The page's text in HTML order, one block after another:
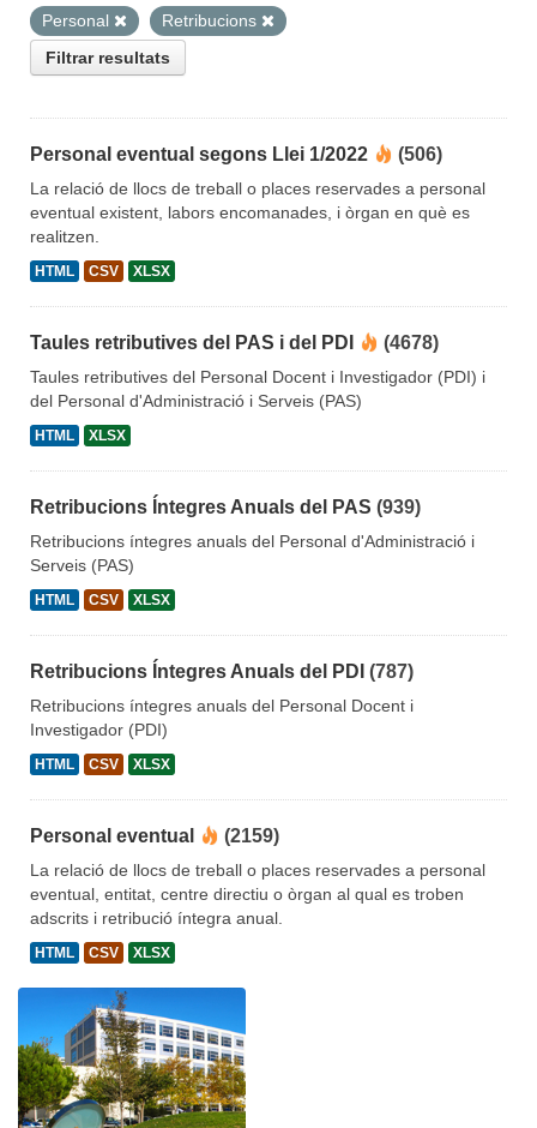
Personal
Retribucions
Filtrar resultats
Personal eventual segons Llei 1/2022 (506)
La relació de llocs de treball o places reservades a personal
eventual existent, labors encomanades, i òrgan en què es
realitzen.
HTML CSV XLSX
Taules retributives del PAS i del PDI (4678)
Taules retributives del Personal Docent i Investigador (PDI) i
del Personal d'Administració i Serveis (PAS)
HTML XLSX
Retribucions Íntegres Anuals del PAS (939)
Retribucions íntegres anuals del Personal d'Administració i
Serveis (PAS)
HTML CSV XLSX
Retribucions Íntegres Anuals del PDI (787)
Retribucions íntegres anuals del Personal Docent i
Investigador (PDI)
HTML CSV XLSX
Personal eventual (2159)
La relació de llocs de treball o places reservades a personal
eventual, entitat, centre directiu o òrgan al qual es troben
adscrits i retribució íntegra anual.
HTML CSV XLSX